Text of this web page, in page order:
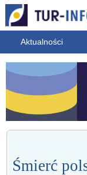
Aktualności
Śmierć